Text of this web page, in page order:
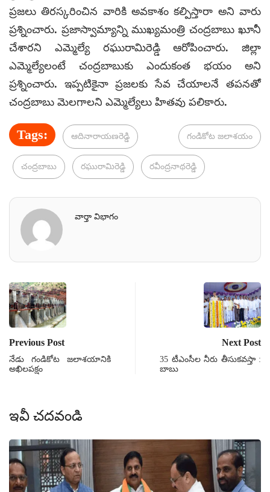
ప్రజలు తిరస్కరించిన వారికి అవకాశం కల్పిస్తారా అని వారు
ప్రశ్నించారు. ప్రజాస్వామ్యాన్ని ముఖ్యమంత్రి చంద్రబాబు ఖూనీ
చేశారని ఎమ్మెల్యే రఘురామిరెడ్డి ఆరోపించారు. జిల్లా
ఎమ్మెల్యేలంటే చంద్రబాబుకు ఎందుకంత భయం అని
ప్రశ్నించారు. ఇప్పటికైనా ప్రజలకు సేవ చేయాలనే తపనతో
చంద్రబాబు మెలగాలని ఎమ్మెల్యేలు హితవు పలికారు.
Tags: ఆదినారాయణరెడ్డి గండికోట జలాశయం
చంద్రబాబు రఘురామిరెడ్డి రవీంద్రనాథరెడ్డి
వార్తా విభాగం
Previous Post
నేడు గండికోట జలాశయానికి
అఖిలపక్షం
Next Post
35 టీఎంసీల నీరు తీసుకవస్తా :
బాబు
ఇవీ చదవండి